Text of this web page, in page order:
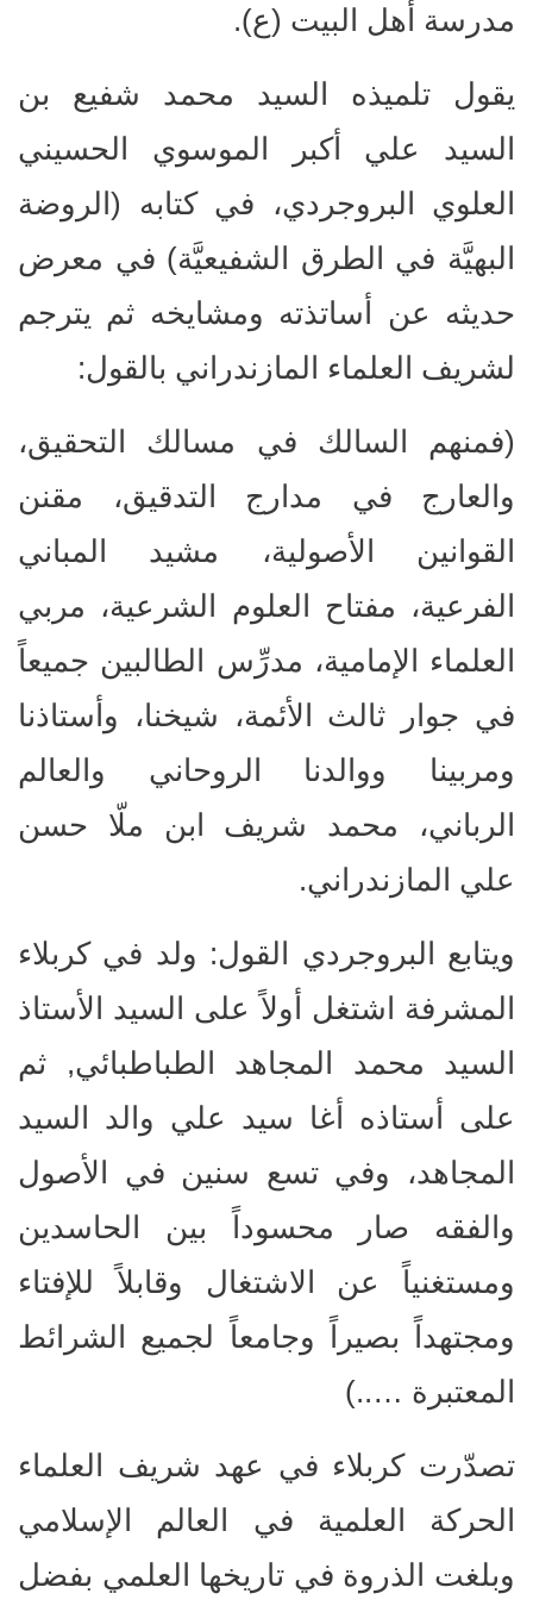
مدرسة أهل البيت (ع).
يقول تلميذه السيد محمد شفيع بن
السيد علي أكبر الموسوي الحسيني
العلوي البروجردي، في كتابه (الروضة
البهيَّة في الطرق الشفيعيَّة) في معرض
حديثه عن أساتذته ومشايخه ثم يترجم
لشريف العلماء المازندراني بالقول:
(فمنهم السالك في مسالك التحقيق،
والعارج في مدارج التدقيق، مقنن
القوانين الأصولية، مشيد المباني
الفرعية، مفتاح العلوم الشرعية، مربي
العلماء الإمامية، مدرِّس الطالبين جميعاً
في جوار ثالث الأئمة، شيخنا، وأستاذنا
ومربينا ووالدنا الروحاني والعالم
الرباني، محمد شريف ابن ملّا حسن
علي المازندراني.
ويتابع البروجردي القول: ولد في كربلاء
المشرفة اشتغل أولاً على السيد الأستاذ
السيد محمد المجاهد الطباطبائي, ثم
على أستاذه أغا سيد علي والد السيد
المجاهد، وفي تسع سنين في الأصول
والفقه صار محسوداً بين الحاسدين
ومستغنياً عن الاشتغال وقابلاً للإفتاء
ومجتهداً بصيراً وجامعاً لجميع الشرائط
المعتبرة …..)
تصدّرت كربلاء في عهد شريف العلماء
الحركة العلمية في العالم الإسلامي
وبلغت الذروة في تاريخها العلمي بفضل